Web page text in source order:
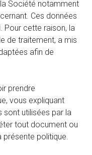
Société notamment
Ces données
Pour cette raison, la
de traitement, a mis
afin de
prendre
vous expliquant
sont utilisées par la
tout document ou
présente politique.